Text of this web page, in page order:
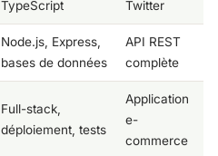
TypeScript
Twitter
Node.js, Express,
bases de données
API REST
complète
Full-stack,
déploiement, tests
Application
e-
commerce